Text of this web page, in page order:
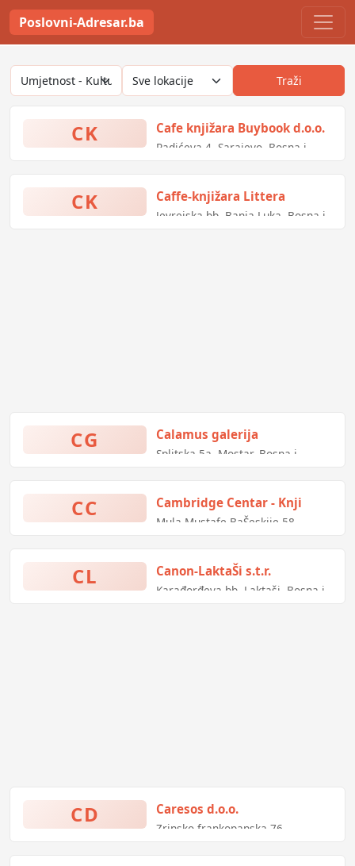
Poslovni-Adresar.ba
Traži
CK Cafe knjižara Buybook d.o.o.
Radićeva 4, Sarajevo, Bosna i
CK Caffe-knjižara Littera
Jevrejska bb, Banja Luka, Bosna i
CG Calamus galerija
Splitska 5a, Mostar, Bosna i
CC Cambridge Centar - Knji
Mula-Mustafe BaŠeskije 58,
CL Canon-LaktaŠi s.t.r.
Karađorđeva bb, Laktaši, Bosna i
CD Caresos d.o.o.
Zrinsko-frankopanska 76,